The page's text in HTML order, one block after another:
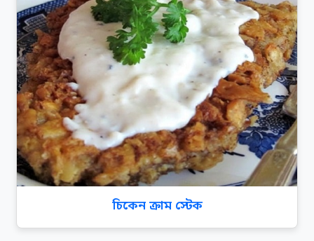
চিকেন ক্রাম স্টেক